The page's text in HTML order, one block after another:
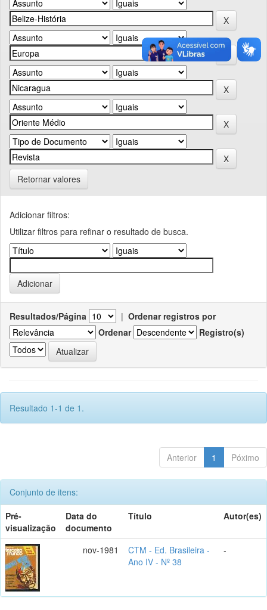
Retornar valores
Adicionar filtros:
Utilizar filtros para refinar o resultado de busca.
Resultados/Página | Ordenar registros por
Ordenar
Registro(s)
Resultado 1-1 de 1.
Anterior 1 Póximo
Conjunto de itens:
Pré-
visualização
Data do
documento
Título Autor(es)
nov-1981
CTM - Ed. Brasileira -
Ano IV - Nº 38
-